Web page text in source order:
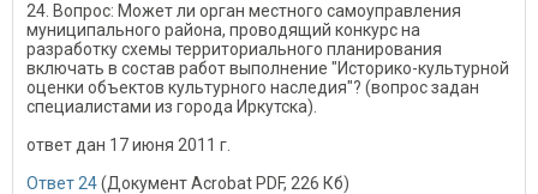
24. Вопрос: Может ли орган местного самоуправления
муниципального района, проводящий конкурс на
разработку схемы территориального планирования
включать в состав работ выполнение "Историко-культурной
оценки объектов культурного наследия"? (вопрос задан
специалистами из города Иркутска).
ответ дан 17 июня 2011 г.
Ответ 24(Документ Acrobat PDF, 226 Кб)